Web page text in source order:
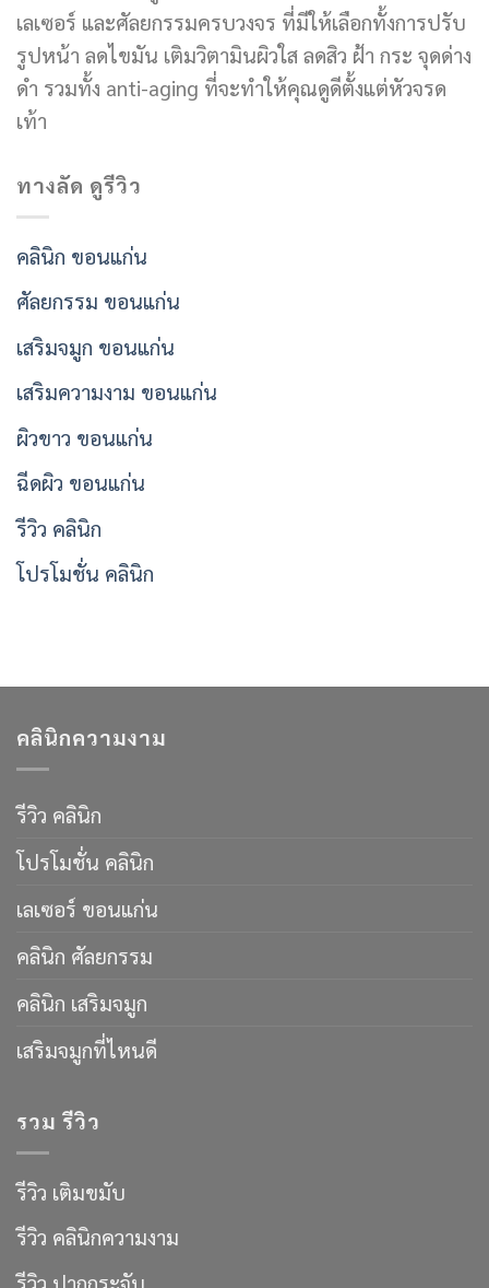
เลเซอร์ และศัลยกรรมครบวงจร ที่มีให้เลือกทั้งการปรับ
รูปหน้า ลดไขมัน เติมวิตามินผิวใส ลดสิว ฝ้า กระ จุดด่าง
ดำ รวมทั้ง anti-aging ที่จะทำให้คุณดูดีตั้งแต่หัวจรด
เท้า
ทางลัด ดูรีวิว
คลินิก ขอนแก่น
ศัลยกรรม ขอนแก่น
เสริมจมูก ขอนแก่น
เสริมความงาม ขอนแก่น
ผิวขาว ขอนแก่น
ฉีดผิว ขอนแก่น
รีวิว คลินิก
โปรโมชั่น คลินิก
คลินิกความงาม
รีวิว คลินิก
โปรโมชั่น คลินิก
เลเซอร์ ขอนแก่น
คลินิก ศัลยกรรม
คลินิก เสริมจมูก
เสริมจมูกที่ไหนดี
รวม รีวิว
รีวิว เติมขมับ
รีวิว คลินิกความงาม
รีวิว ปากกระจับ